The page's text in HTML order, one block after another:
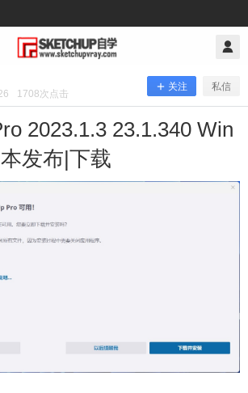
1708次点击
关注 私信
2023.1.3 23.1.340 Win
发布|下载
自学
2023.1.3 23.1.340 Win
道这是SketchUp2023几次更新
哦，如果要说2023哪一个最稳